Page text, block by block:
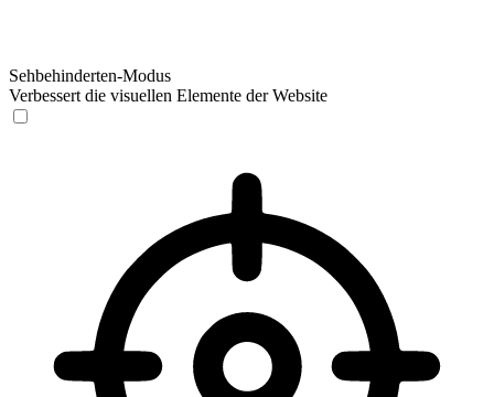
Sehbehinderten-Modus
Verbessert die visuellen Elemente der Website